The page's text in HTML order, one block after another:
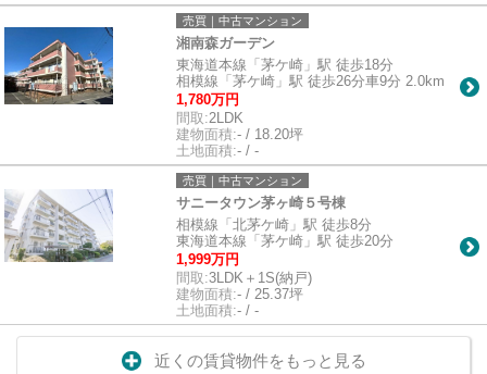
売買｜中古マンション
湘南森ガーデン
東海道本線「茅ケ崎」駅 徒歩18分
相模線「茅ケ崎」駅 徒歩26分車9分 2.0km
1,780万円
間取:2LDK
建物面積:- / 18.20坪
土地面積:- / -
売買｜中古マンション
サニータウン茅ヶ崎５号棟
相模線「北茅ケ崎」駅 徒歩8分
東海道本線「茅ケ崎」駅 徒歩20分
1,999万円
間取:3LDK＋1S(納戸)
建物面積:- / 25.37坪
土地面積:- / -
近くの賃貸物件をもっと見る